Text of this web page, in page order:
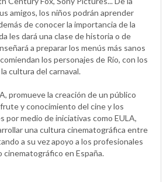
amigos, los niños podrán aprender
de conocer la importancia de la
les dará una clase de historia o de
a preparar los menús más sanos
los personajes de Río, con los
cultura del carnaval.
promueve la creación de un público
y conocimiento del cine y los
por medio de iniciativas como EULA,
una cultura cinematográfica entre
a su vez apoyo a los profesionales
en España.